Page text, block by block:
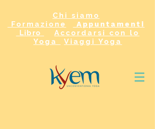
Chi siamo
Formazione
Appuntamenti
Libro
Accordarsi con lo
Yoga
Viaggi Yoga